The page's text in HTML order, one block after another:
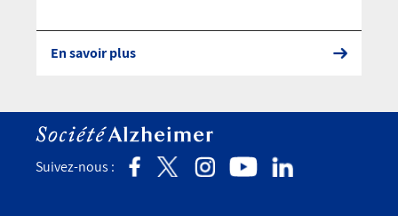
En savoir plus
Suivez-nous :